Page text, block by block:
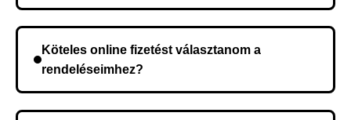
kerül, és ez az időtartam függ a szállítási címtől.
Köteles online fizetést választanom a
rendeléseimhez?